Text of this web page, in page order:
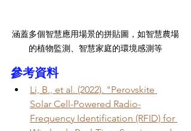
涵蓋多個智慧應用場景的拼貼圖，如智慧農場
的植物監測、智慧家庭的環境感測等
參考資料
Li, B., et al. (2022). "Perovskite
Solar Cell-Powered Radio-
Frequency Identification (RFID) for